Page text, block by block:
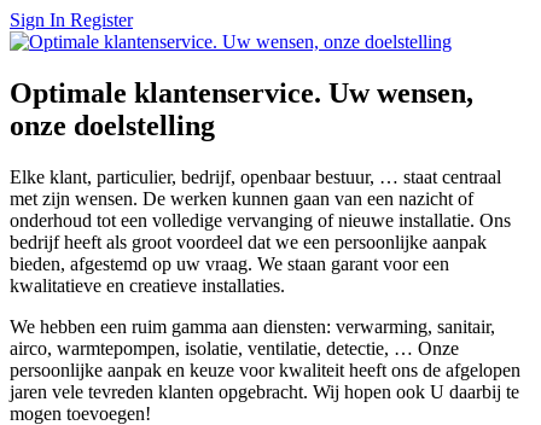
Sign In Register
Optimale klantenservice. Uw wensen,
onze doelstelling
Elke klant, particulier, bedrijf, openbaar bestuur, … staat centraal
met zijn wensen. De werken kunnen gaan van een nazicht of
onderhoud tot een volledige vervanging of nieuwe installatie. Ons
bedrijf heeft als groot voordeel dat we een persoonlijke aanpak
bieden, afgestemd op uw vraag. We staan garant voor een
kwalitatieve en creatieve installaties.
We hebben een ruim gamma aan diensten: verwarming, sanitair,
airco, warmtepompen, isolatie, ventilatie, detectie, … Onze
persoonlijke aanpak en keuze voor kwaliteit heeft ons de afgelopen
jaren vele tevreden klanten opgebracht. Wij hopen ook U daarbij te
mogen toevoegen!